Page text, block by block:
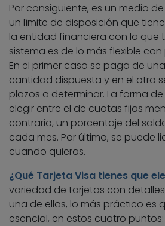
Por consiguiente, es un medio
un límite de disposición que
la entidad financiera con la que
sistema es de lo más flexible
En el primer caso se paga de
cantidad dispuesta y en el otro
plazos a determinar. La forma
elegir entre el de cuotas fijas
contrario, un porcentaje del
cada mes. Por último, se puede
cuando quieras.
¿Qué Tarjeta Visa tienes que
variedad de tarjetas con
una de ellas, lo más práctico es
esencial, en estos cuatro puntos: